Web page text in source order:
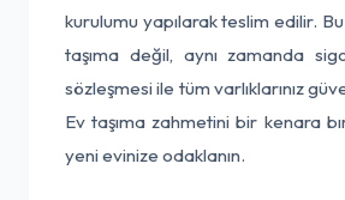
kurulumu yapılarak teslim edilir.
taşıma değil, aynı zamanda
sözleşmesi ile tüm varlıklarınız
Ev taşıma zahmetini bir kenara
yeni evinize odaklanın.